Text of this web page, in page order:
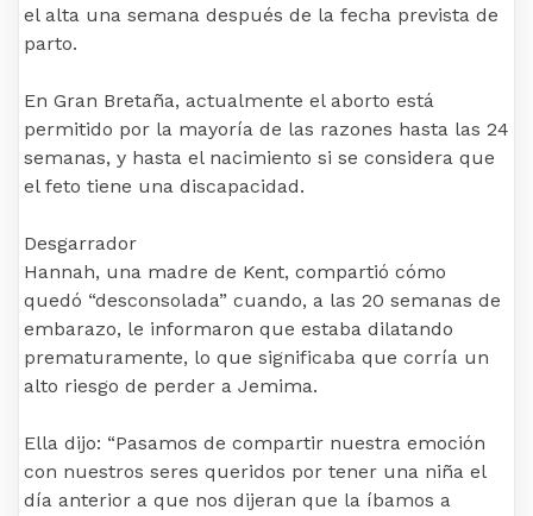
el alta una semana después de la fecha prevista de
parto.
En Gran Bretaña, actualmente el aborto está
permitido por la mayoría de las razones hasta las 24
semanas, y hasta el nacimiento si se considera que
el feto tiene una discapacidad.
Desgarrador
Hannah, una madre de Kent, compartió cómo
quedó “desconsolada” cuando, a las 20 semanas de
embarazo, le informaron que estaba dilatando
prematuramente, lo que significaba que corría un
alto riesgo de perder a Jemima.
Ella dijo: “Pasamos de compartir nuestra emoción
con nuestros seres queridos por tener una niña el
día anterior a que nos dijeran que la íbamos a